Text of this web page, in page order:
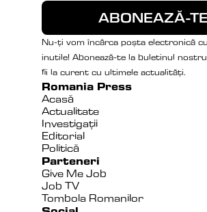
Nu-ți vom încărca poșta electronică
inutile! Abonează-te la buletinul
fii la curent cu ultimele actualități.
Romania Press
Acasă
Actualitate
Investigații
Editorial
Politică
Parteneri
Give Me Job
Job TV
Tombola Romanilor